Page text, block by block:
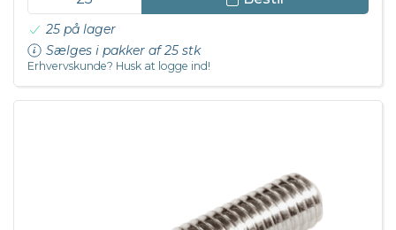
25 på lager
Sælges i pakker af 25 stk
Erhvervskunde? Husk at logge ind!